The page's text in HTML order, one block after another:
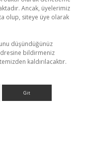
Ancak, üyelerimiz
olup, siteye üye olarak
düşündüğünüz
bildirmeniz
kaldırılacaktır.